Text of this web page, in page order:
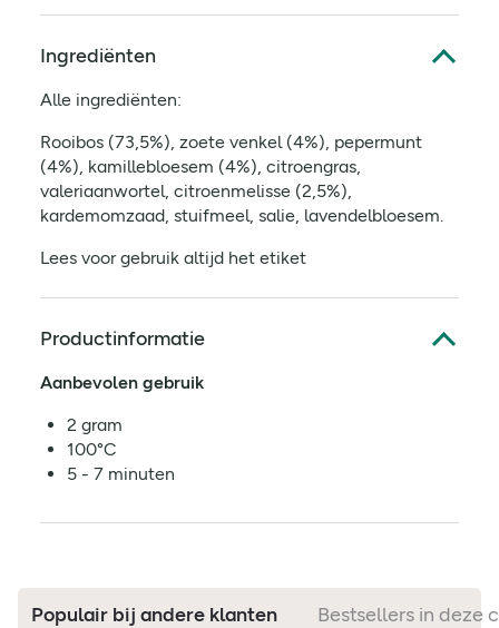
Ingrediënten
Alle ingrediënten:
Rooibos (73,5%), zoete venkel (4%), pepermunt
(4%), kamillebloesem (4%), citroengras,
valeriaanwortel, citroenmelisse (2,5%),
kardemomzaad, stuifmeel, salie, lavendelbloesem.
Lees voor gebruik altijd het etiket
Productinformatie
Aanbevolen gebruik
2 gram
100°C
5 - 7 minuten
Populair bij andere klanten Bestsellers in deze